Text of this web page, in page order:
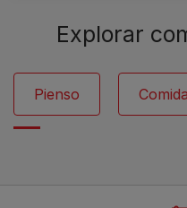
Explorar
Pienso